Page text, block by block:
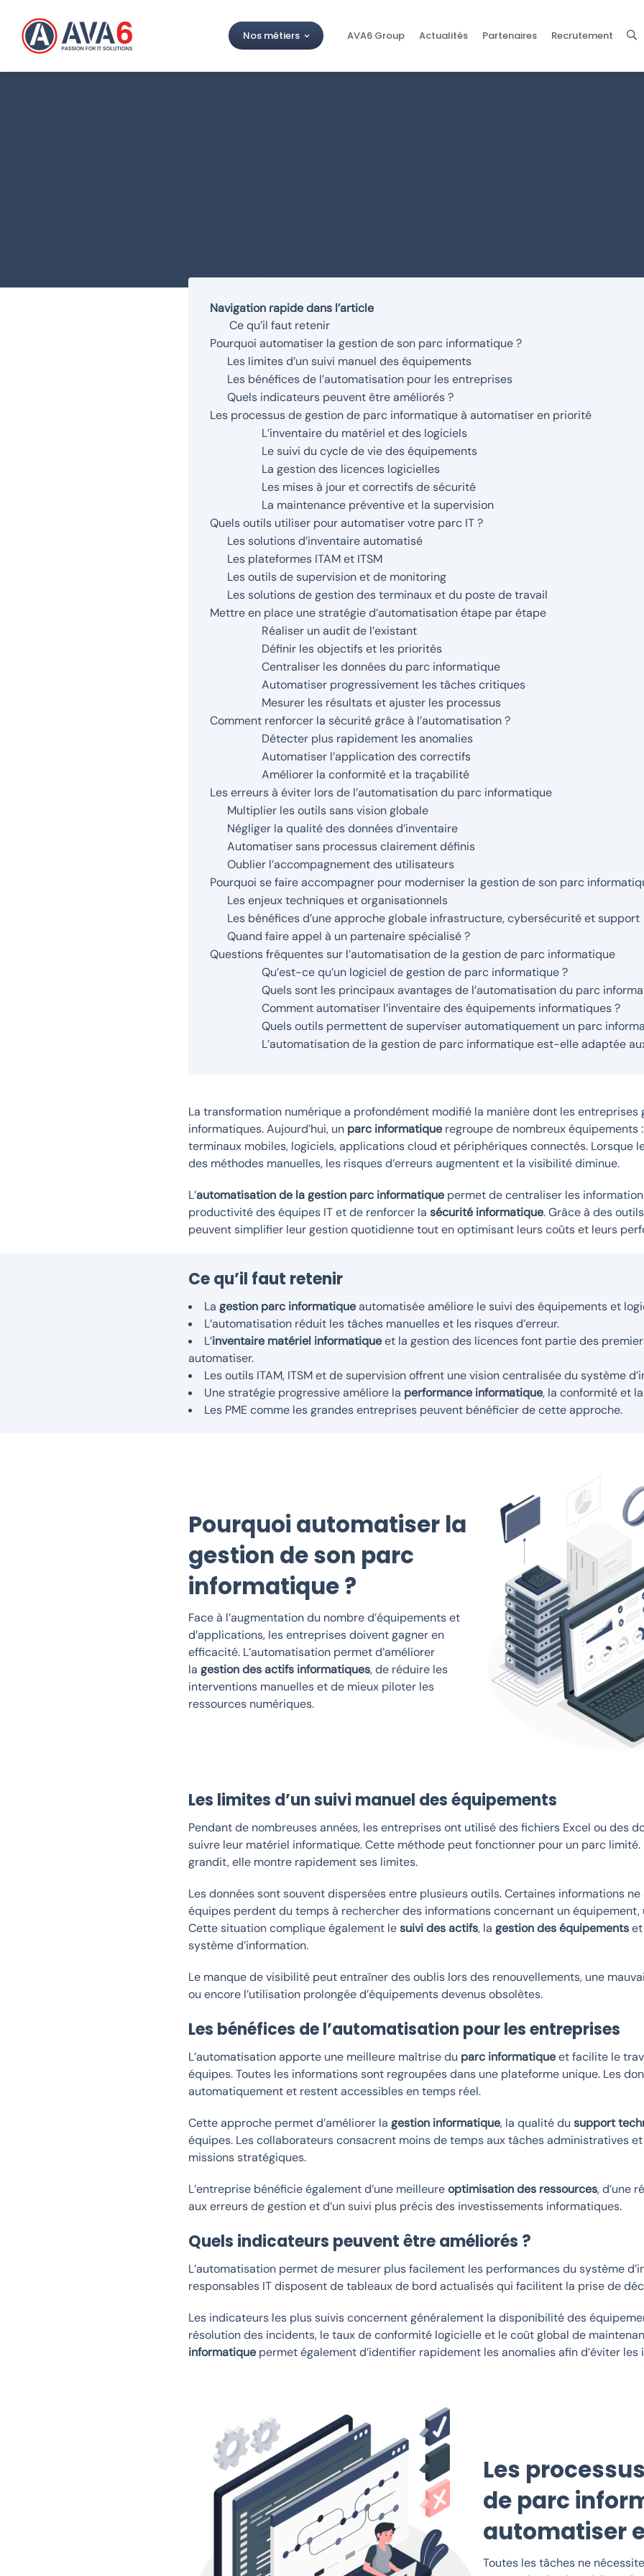
Nos métiers AVA6 Group Actualités Partenaires Recrutement
Navigation rapide dans l’article
Ce qu’il faut retenir
Pourquoi automatiser la gestion de son parc informatique ?
Les limites d’un suivi manuel des équipements
Les bénéfices de l’automatisation pour les entreprises
Quels indicateurs peuvent être améliorés ?
Les processus de gestion de parc informatique à automatiser en priorité
L’inventaire du matériel et des logiciels
Le suivi du cycle de vie des équipements
La gestion des licences logicielles
Les mises à jour et correctifs de sécurité
La maintenance préventive et la supervision
Quels outils utiliser pour automatiser votre parc IT ?
Les solutions d’inventaire automatisé
Les plateformes ITAM et ITSM
Les outils de supervision et de monitoring
Les solutions de gestion des terminaux et du poste de travail
Mettre en place une stratégie d’automatisation étape par étape
Réaliser un audit de l’existant
Définir les objectifs et les priorités
Centraliser les données du parc informatique
Automatiser progressivement les tâches critiques
Mesurer les résultats et ajuster les processus
Comment renforcer la sécurité grâce à l’automatisation ?
Détecter plus rapidement les anomalies
Automatiser l’application des correctifs
Améliorer la conformité et la traçabilité
Les erreurs à éviter lors de l’automatisation du parc informatique
Multiplier les outils sans vision globale
Négliger la qualité des données d’inventaire
Automatiser sans processus clairement définis
Oublier l’accompagnement des utilisateurs
Pourquoi se faire accompagner pour moderniser la gestion de son parc
Les enjeux techniques et organisationnels
Les bénéfices d’une approche globale infrastructure, cybersécurité et support
Quand faire appel à un partenaire spécialisé ?
Questions fréquentes sur l’automatisation de la gestion de parc informatique
Qu’est-ce qu’un logiciel de gestion de parc informatique ?
Quels sont les principaux avantages de l’automatisation du parc
Comment automatiser l’inventaire des équipements informatiques ?
Quels outils permettent de superviser automatiquement un parc
L’automatisation de la gestion de parc informatique est-elle adaptée
La transformation numérique a profondément modifié la manière dont les entreprises
informatiques. Aujourd’hui, un parc informatique regroupe de nombreux équipements
terminaux mobiles, logiciels, applications cloud et périphériques connectés. Lorsque
des méthodes manuelles, les risques d’erreurs augmentent et la visibilité diminue.
L’automatisation de la gestion parc informatique permet de centraliser les
productivité des équipes IT et de renforcer la sécurité informatique. Grâce à des
peuvent simplifier leur gestion quotidienne tout en optimisant leurs coûts et leurs
Ce qu’il faut retenir
La gestion parc informatiqueautomatisée améliore le suivi des équipements et
L’automatisation réduit les tâches manuelles et les risques d’erreur.
L’inventaire matériel informatiqueet la gestion des licences font partie des
automatiser.
Les outils ITAM, ITSM et de supervision offrent une vision centralisée du système
Une stratégie progressive améliore la performance informatique, la conformité et
Les PME comme les grandes entreprises peuvent bénéficier de cette approche.
Pourquoi automatiser la
gestion de son parc
informatique ?
Face à l’augmentation du nombre d’équipements et
d’applications, les entreprises doivent gagner en
efficacité. L’automatisation permet d’améliorer
la gestion des actifs informatiques, de réduire les
interventions manuelles et de mieux piloter les
ressources numériques.
Les limites d’un suivi manuel des équipements
Pendant de nombreuses années, les entreprises ont utilisé des fichiers Excel ou des
suivre leur matériel informatique. Cette méthode peut fonctionner pour un parc limité.
grandit, elle montre rapidement ses limites.
Les données sont souvent dispersées entre plusieurs outils. Certaines informations ne
équipes perdent du temps à rechercher des informations concernant un équipement,
Cette situation complique également lesuivi des actifs, la gestion des équipements
système d’information.
Le manque de visibilité peut entraîner des oublis lors des renouvellements, une
ou encore l’utilisation prolongée d’équipements devenus obsolètes.
Les bénéfices de l’automatisation pour les entreprises
L’automatisation apporte une meilleure maîtrise du parc informatiqueet facilite le
équipes. Toutes les informations sont regroupées dans une plateforme unique. Les
automatiquement et restent accessibles en temps réel.
Cette approche permet d’améliorer la gestion informatique, la qualité du support
équipes. Les collaborateurs consacrent moins de temps aux tâches administratives
missions stratégiques.
L’entreprise bénéficie également d’une meilleureoptimisation des ressources, d’une
aux erreurs de gestion et d’un suivi plus précis des investissements informatiques.
Quels indicateurs peuvent être améliorés ?
L’automatisation permet de mesurer plus facilement les performances du système
responsables IT disposent de tableaux de bord actualisés qui facilitent la prise de
Les indicateurs les plus suivis concernent généralement la disponibilité des
résolution des incidents, le taux de conformité logicielle et le coût global de
informatique permet également d’identifier rapidement les anomalies afin d’éviter
Les
de parc
automatiser
Toutes les tâches ne